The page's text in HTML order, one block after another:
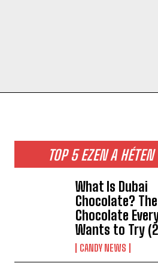
TOP 5 EZEN A HÉTEN
What Is Dubai
Chocolate?
Chocolate
Wants to Try
CANDY NEWS